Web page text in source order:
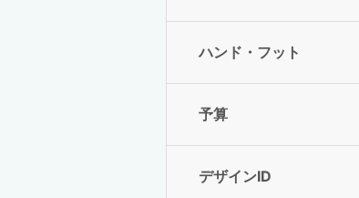
ハンド・フット
予算
デザインID